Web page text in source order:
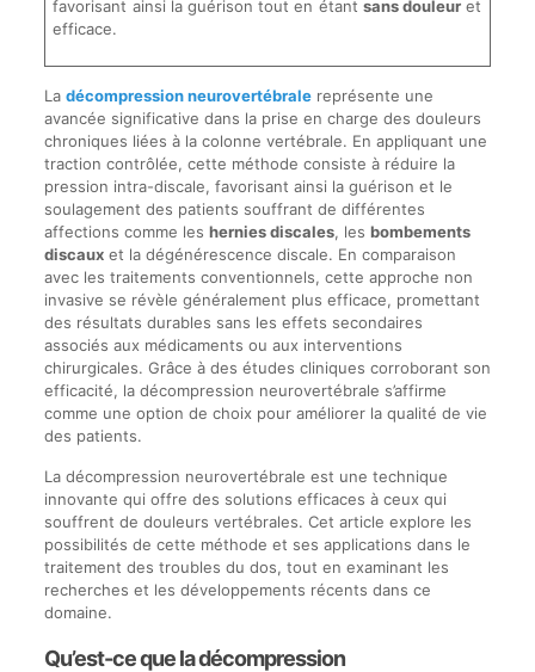
favorisant ainsi la guérison tout en étant sans douleur et
efficace.
La décompression neurovertébralereprésente une
avancée significative dans la prise en charge des douleurs
chroniques liées à la colonne vertébrale. En appliquant une
traction contrôlée, cette méthode consiste à réduire la
pression intra-discale, favorisant ainsi la guérison et le
soulagement des patients souffrant de différentes
affections comme les hernies discales, les bombements
discauxet la dégénérescence discale. En comparaison
avec les traitements conventionnels, cette approche non
invasive se révèle généralement plus efficace, promettant
des résultats durables sans les effets secondaires
associés aux médicaments ou aux interventions
chirurgicales. Grâce à des études cliniques corroborant son
efficacité, la décompression neurovertébrale s’affirme
comme une option de choix pour améliorer la qualité de vie
des patients.
La décompression neurovertébrale est une technique
innovante qui offre des solutions efficaces à ceux qui
souffrent de douleurs vertébrales. Cet article explore les
possibilités de cette méthode et ses applications dans le
traitement des troubles du dos, tout en examinant les
recherches et les développements récents dans ce
domaine.
Qu’est-ce que la décompression